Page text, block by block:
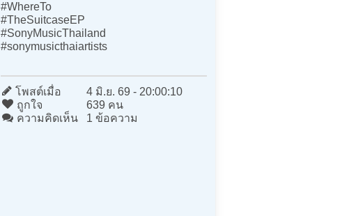
#WhereTo
#TheSuitcaseEP
#SonyMusicThailand
#sonymusicthaiartists
โพสต์เมื่อ
4 มิ.ย. 69 - 20:00:10
ถูกใจ
639 คน
ความคิดเห็น
1 ข้อความ